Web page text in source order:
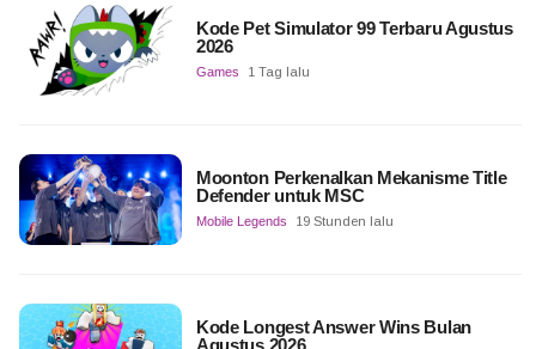
Kode Pet Simulator 99 Terbaru Agustus
2026
Games 1 Tag lalu
Moonton Perkenalkan Mekanisme Title
Defender untuk MSC
Mobile Legends 19 Stunden lalu
Kode Longest Answer Wins Bulan